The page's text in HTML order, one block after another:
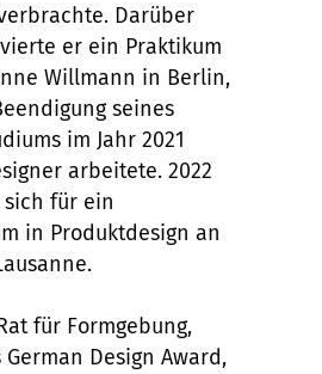
Darüber
er ein Praktikum
Willmann in Berlin,
seines
im Jahr 2021
arbeitete. 2022
für ein
in Produktdesign an
für Formgebung,
Design Award,